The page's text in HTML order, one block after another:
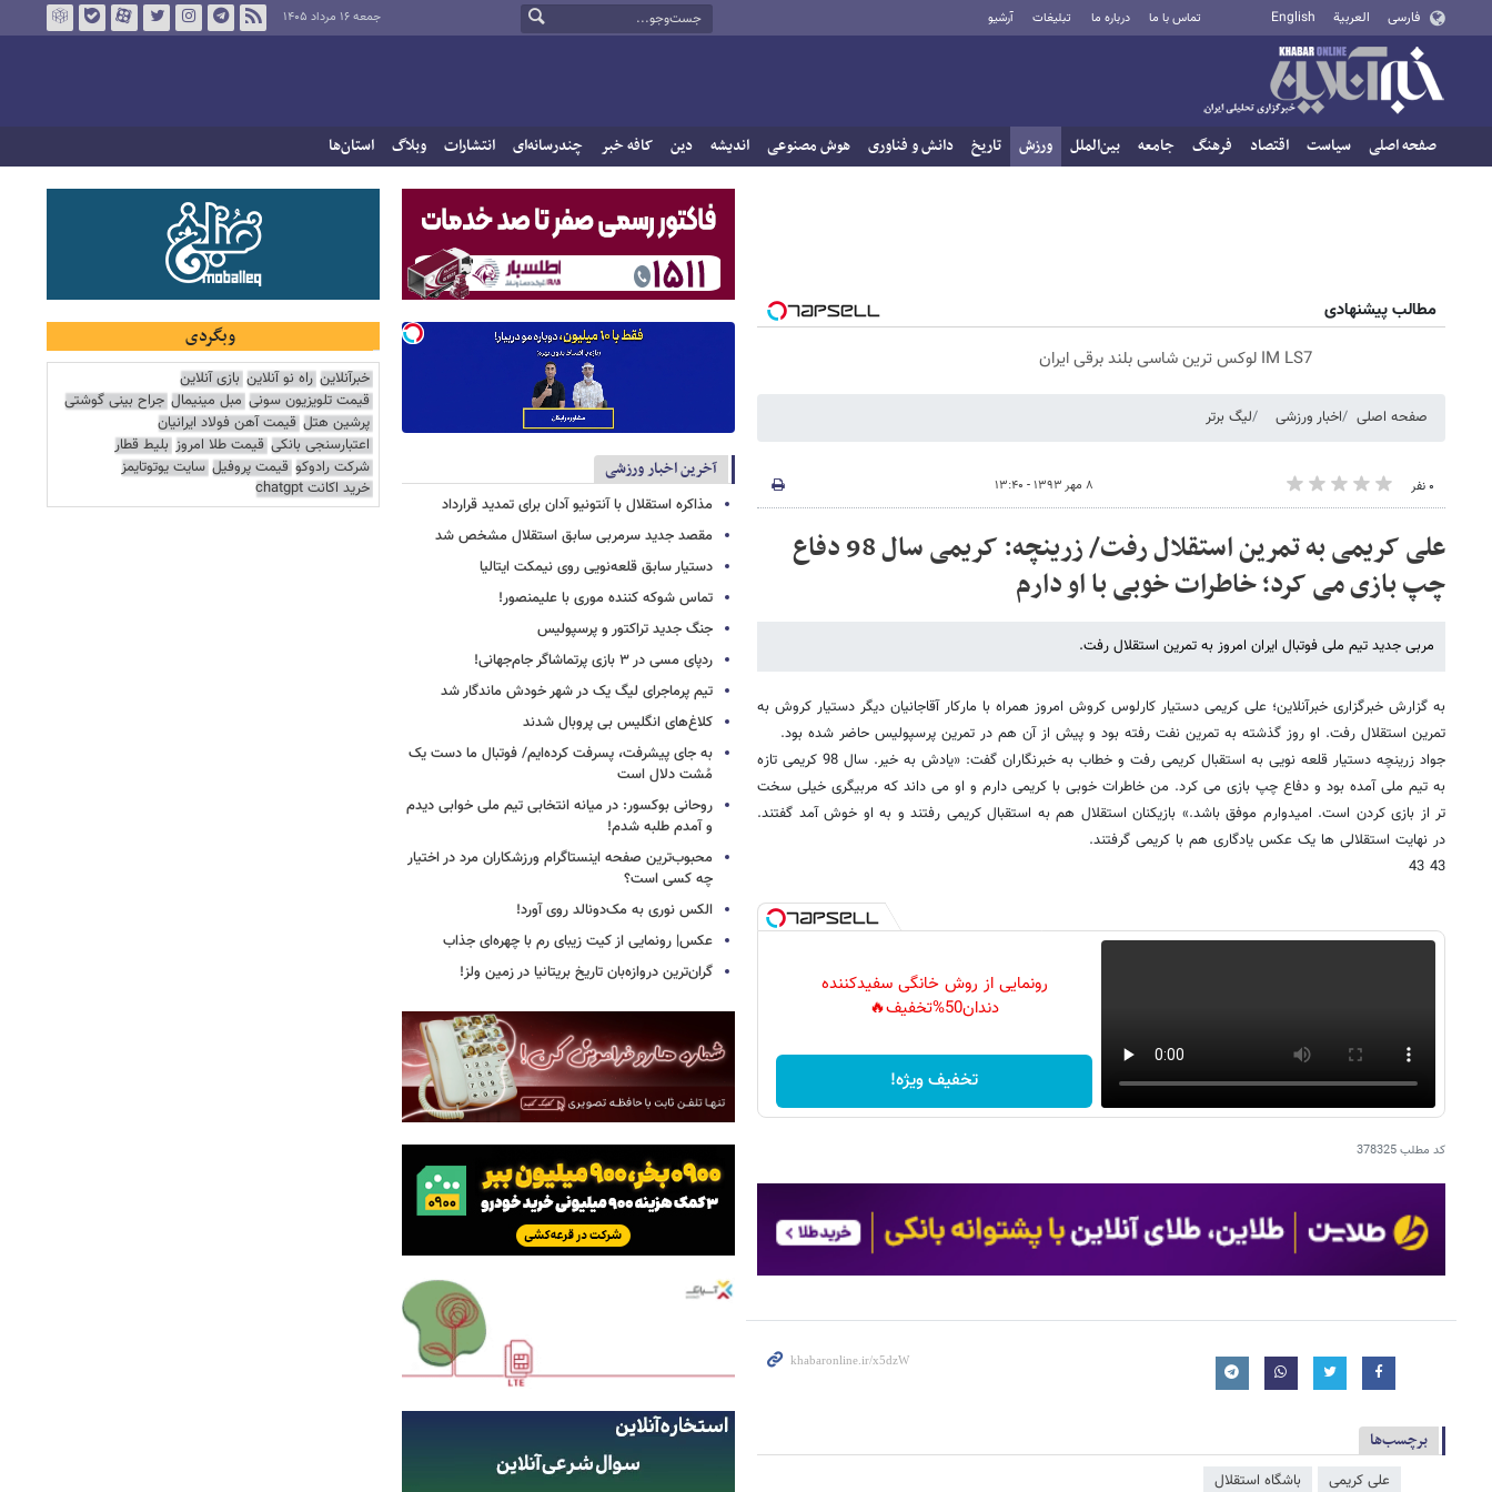
فارسی العربية English تماس با ما درباره ما تبلیغات آرشیو جمعه ۱۶ مرداد ۱۴۰۵
صفحه اصلی سیاست اقتصاد فرهنگ جامعه بین‌الملل ورزش تاریخ دانش و فناوری هوش مصنوعی اندیشه دین کافه خبر چندرسانه‌ای انتشارات وبلاگ استان‌ها
مطالب پیشنهادی
IM LS7 لوکس ترین شاسی بلند برقی ایران
صفحه اصلی اخبار ورزشی لیگ برتر
۰ نفر ۸ مهر ۱۳۹۳ - ۱۳:۴۰
علی کریمی به تمرین استقلال رفت/ زرینچه: کریمی سال 98 دفاع
چپ بازی می کرد؛ خاطرات خوبی با او دارم
مربی جدید تیم ملی فوتبال ایران امروز به تمرین استقلال رفت.
به گزارش خبرگزاری خبرآنلاین؛ علی کریمی دستیار کارلوس کروش امروز همراه با مارکار آقاجانیان دیگر دستیار کروش به
تمرین استقلال رفت. او روز گذشته به تمرین نفت رفته بود و پیش از آن هم در تمرین پرسپولیس حاضر شده بود.
جواد زرینچه دستیار قلعه نویی به استقبال کریمی رفت و خطاب به خبرنگاران گفت: «یادش به خیر. سال 98 کریمی تازه
به تیم ملی آمده بود و دفاع چپ بازی می کرد. من خاطرات خوبی با کریمی دارم و او می داند که مربیگری خیلی سخت
تر از بازی کردن است. امیدوارم موفق باشد.» بازیکنان استقلال هم به استقبال کریمی رفتند و به او خوش آمد گفتند.
در نهایت استقلالی ها یک عکس یادگاری هم با کریمی گرفتند.
43 43
رونمایی از روش خانگی سفیدکننده
دندان50%تخفیف🔥
تخفیف ویژه!
کد مطلب378325
برچسب‌ها
علی کریمی باشگاه استقلال
آخرین اخبار ورزشی
مذاکره استقلال با آنتونیو آدان برای تمدید قرارداد
مقصد جدید سرمربی سابق استقلال مشخص شد
دستیار سابق قلعه‌نویی روی نیمکت ایتالیا
تماس شوکه کننده موری با علیمنصور!
جنگ جدید تراکتور و پرسپولیس
ردپای مسی در ۳ بازی پرتماشاگر جام‌جهانی!
تیم پرماجرای لیگ یک در شهر خودش ماندگار شد
کلاغ‌های انگلیس بی پروبال شدند
به جای پیشرفت، پسرفت کرده‌ایم/ فوتبال ما دست یک
مُشت دلال است
روحانی بوکسور: در میانه انتخابی تیم ملی خوابی دیدم
و آمدم طلبه شدم!
محبوب‌ترین صفحه اینستاگرام ورزشکاران مرد در اختیار
چه کسی است؟
الکس نوری به مک‌دونالد روی آورد!
عکس| رونمایی از کیت زیبای رم با چهره‌ای جذاب
گران‌ترین دروازه‌بان تاریخ بریتانیا در زمین ولز!
وبگردی
خبرآنلاین راه نو آنلاین بازی آنلاین
قیمت تلویزیون سونی مبل مینیمال جراح بینی گوشتی
پرشین هتل قیمت آهن فولاد ایرانیان
اعتبارسنجی بانکی قیمت طلا امروز بلیط قطار
شرکت رادوکو قیمت پروفیل سایت یوتوتایمز
خرید اکانت chatgpt